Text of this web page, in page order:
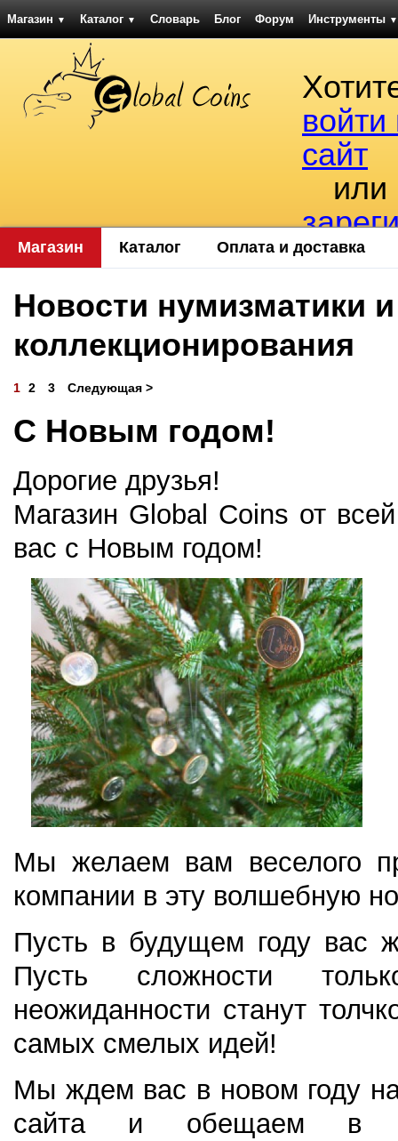
Магазин ▼ Каталог ▼ Словарь Блог Форум Инструменты ▼
войти
сайт
или
Магазин Каталог Оплата и доставка
Новости нумизматики и
коллекционирования
1 2 3 Следующая >
С Новым годом!
Дорогие друзья!
Магазин Global Coins от
вас с Новым годом!
Мы желаем вам веселого
компании в эту волшебную
Пусть в будущем году вас
Пусть сложности
неожиданности станут
самых смелых идей!
Мы ждем вас в новом году
сайта и обещаем в